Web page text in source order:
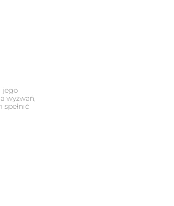
jego
wyzwań,
spełnić